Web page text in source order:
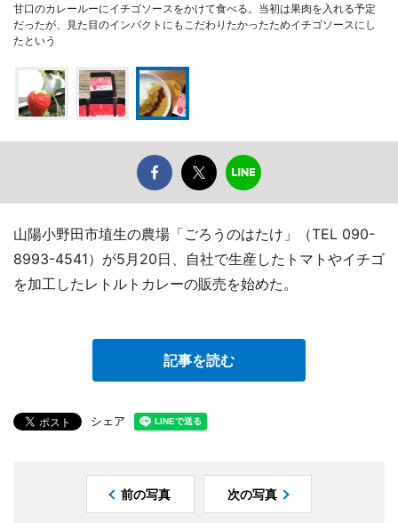
甘口のカレールーにイチゴソースをかけて食べる。当初は果肉を入れる予定
だったが、見た目のインパクトにもこだわりたかったためイチゴソースにし
たという
山陽小野田市埴生の農場「ごろうのはたけ」（TEL 090-
8993-4541）が5月20日、自社で生産したトマトやイチゴ
を加工したレトルトカレーの販売を始めた。
記事を読む
シェア
前の写真 次の写真